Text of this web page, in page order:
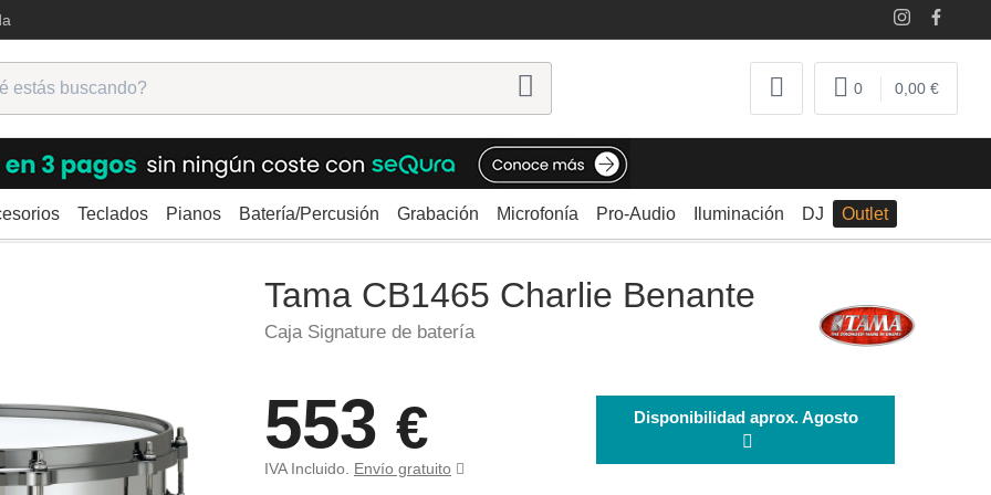
0 0,00 €
Teclados Pianos Batería/Percusión Grabación Microfonía Pro-Audio Iluminación DJ Outlet
Tama CB1465 Charlie Benante
Tama CB1465 Charlie Benante
Caja Signature de batería
553 €
IVA Incluido. Envío gratuito
Disponibilidad aprox. Agosto